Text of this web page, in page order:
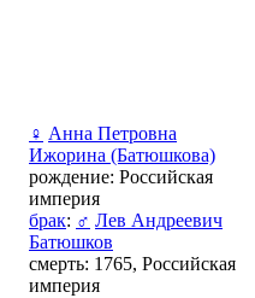
♀ Анна Петровна
Ижорина (Батюшкова)
рождение: Российская
империя
брак: ♂ Лев Андреевич
Батюшков
смерть: 1765, Российская
империя